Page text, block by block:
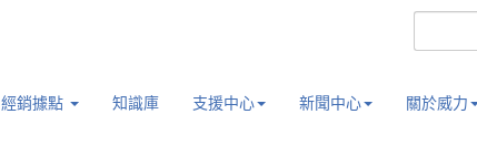
經銷據點 知識庫 支援中心 新聞中心 關於威力